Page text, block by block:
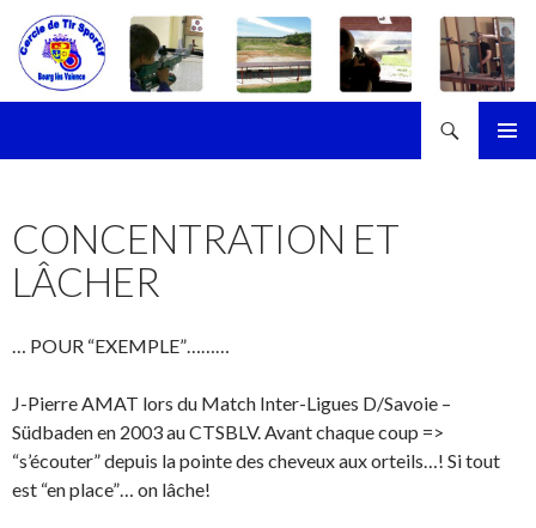
CONCENTRATION ET
LÂCHER
… POUR “EXEMPLE”………
J-Pierre AMAT lors du Match Inter-Ligues D/Savoie –
Südbaden en 2003 au CTSBLV. Avant chaque coup =>
“s’écouter” depuis la pointe des cheveux aux orteils…! Si tout
est “en place”… on lâche!